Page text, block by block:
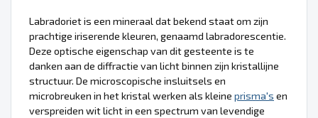
Labradoriet is een mineraal dat bekend staat om zijn
prachtige iriserende kleuren, genaamd labradorescentie.
Deze optische eigenschap van dit gesteente is te
danken aan de diffractie van licht binnen zijn kristallijne
structuur. De microscopische insluitsels en
microbreuken in het kristal werken als kleine prisma's en
verspreiden wit licht in een spectrum van levendige